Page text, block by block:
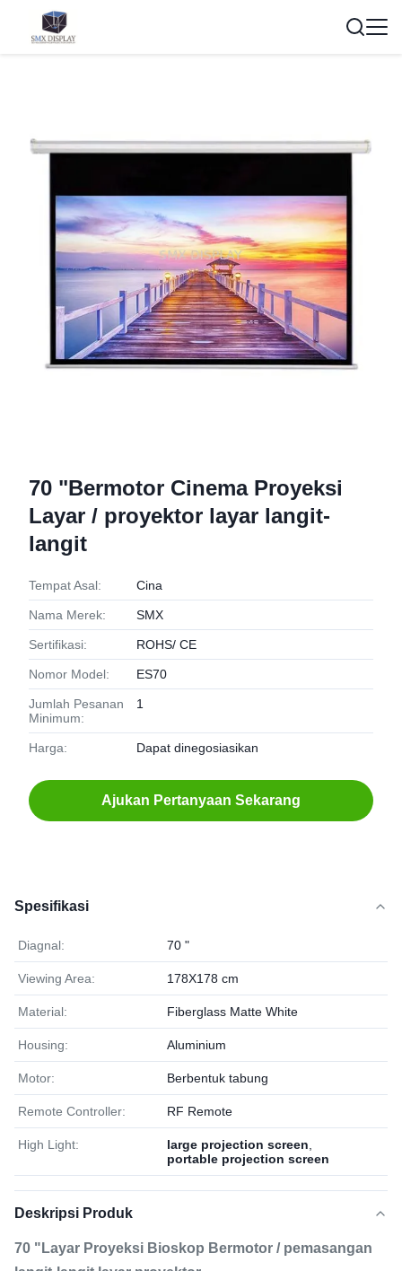
70 "Bermotor Cinema Proyeksi
Layar / proyektor layar langit-
langit
Tempat Asal: Cina
Nama Merek: SMX
Sertifikasi: ROHS/ CE
Nomor Model: ES70
Jumlah Pesanan
Minimum:
1
Harga: Dapat dinegosiasikan
Ajukan Pertanyaan Sekarang
Spesifikasi
Diagnal: 70 "
Viewing Area: 178X178 cm
Material: Fiberglass Matte White
Housing: Aluminium
Motor: Berbentuk tabung
Remote Controller: RF Remote
High Light: large projection screen
portable projection screen
Deskripsi Produk
70 "Layar Proyeksi Bioskop Bermotor / pemasangan